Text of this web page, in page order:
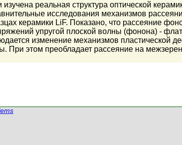
реальная структура оптической
исследования механизмов
керамики LiF. Показано, что рассеяние
упругой плоской волны (фонона) -
изменение механизмов пластической
При этом преобладает рассеяние на